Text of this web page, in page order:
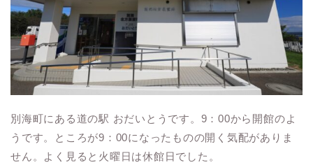
別海町にある道の駅 おだいとうです。9：00から開館のよ
うです。ところが9：00になったものの開く気配がありま
せん。よく見ると火曜日は休館日でした。